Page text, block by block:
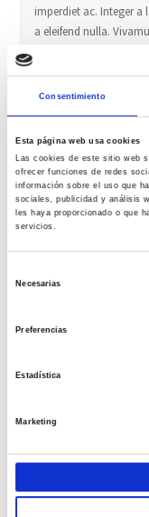
Consentimiento
Esta página web usa cookies
Las cookies de este sitio web
ofrecer funciones de redes
información sobre el uso que
sociales, publicidad y análisis
les haya proporcionado o que
servicios.
Necesarias
Preferencias
Estadística
Marketing
imperdiet ac. Integer a
a eleifend nulla.
fames ac ante ipsum
iaculis faucibus.
Branding A Network
placerat rhoncus,
non velit. Fusce a
Morbi tempor tortor
scelerisque et. Donec
imperdiet ac. Integer a
interdum at. Class
conubia nostra, per
fames ac ante ipsum
a egestas libero.
auctor, volutpat justo